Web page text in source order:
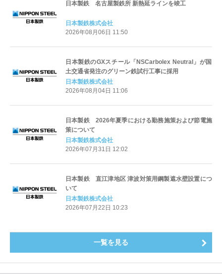
日本製鉄 名古屋製鉄所 新熱延ラインを竣工
日本製鉄株式会社
2026年08月06日 11:50
日本製鉄のGXスチール「NSCarbolex Neutral」が国
土交通省発注のグリーン鉄試行工事に採用
日本製鉄株式会社
2026年08月04日 11:06
日本製鉄 2026年夏季における勤務施策および節電施
策について
日本製鉄株式会社
2026年07月31日 12:02
日本製鉄 直江津地区 津波対策用鋼製遮水壁設置につ
いて
日本製鉄株式会社
2026年07月22日 10:23
一覧を見る